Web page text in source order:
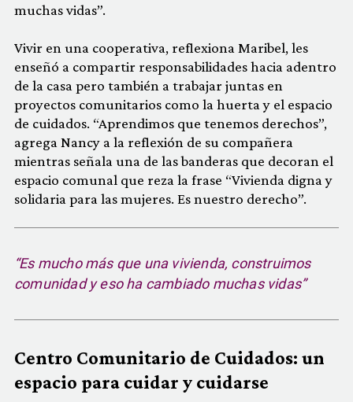
muchas vidas”.
Vivir en una cooperativa, reflexiona Maribel, les
enseñó a compartir responsabilidades hacia adentro
de la casa pero también a trabajar juntas en
proyectos comunitarios como la huerta y el espacio
de cuidados. “Aprendimos que tenemos derechos”,
agrega Nancy a la reflexión de su compañera
mientras señala una de las banderas que decoran el
espacio comunal que reza la frase “Vivienda digna y
solidaria para las mujeres. Es nuestro derecho”.
“Es mucho más que una vivienda, construimos
comunidad y eso ha cambiado muchas vidas”
Centro Comunitario de Cuidados: un
espacio para cuidar y cuidarse